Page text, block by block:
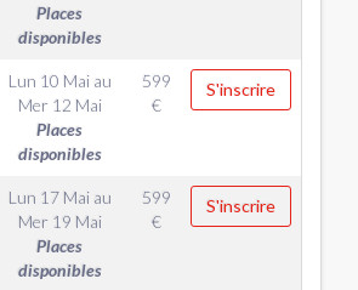
Places
disponibles
Lun 10 Maiau
Mer 12 Mai
Places
disponibles
599
€
S'inscrire
Lun 17 Maiau
Mer 19 Mai
Places
disponibles
599
€
S'inscrire